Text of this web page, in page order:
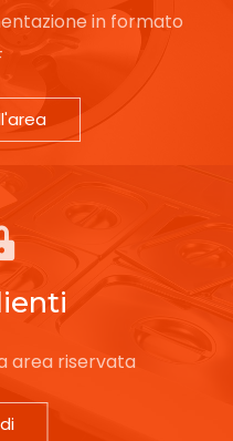
in formato
area riservata